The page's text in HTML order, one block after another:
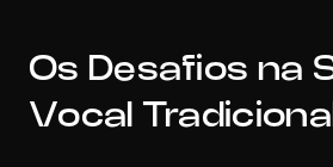
Os Desafios na
Vocal Tradicional